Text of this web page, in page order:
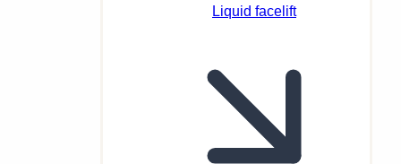
Liquid facelift